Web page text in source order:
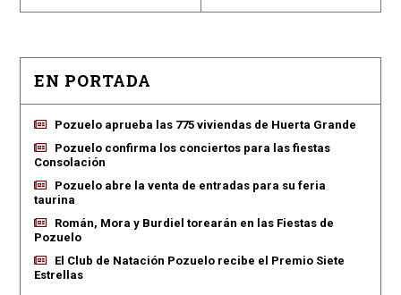
EN PORTADA
Pozuelo aprueba las 775 viviendas de Huerta Grande
Pozuelo confirma los conciertos para las fiestas
Consolación
Pozuelo abre la venta de entradas para su feria
taurina
Román, Mora y Burdiel torearán en las Fiestas de
Pozuelo
El Club de Natación Pozuelo recibe el Premio Siete
Estrellas